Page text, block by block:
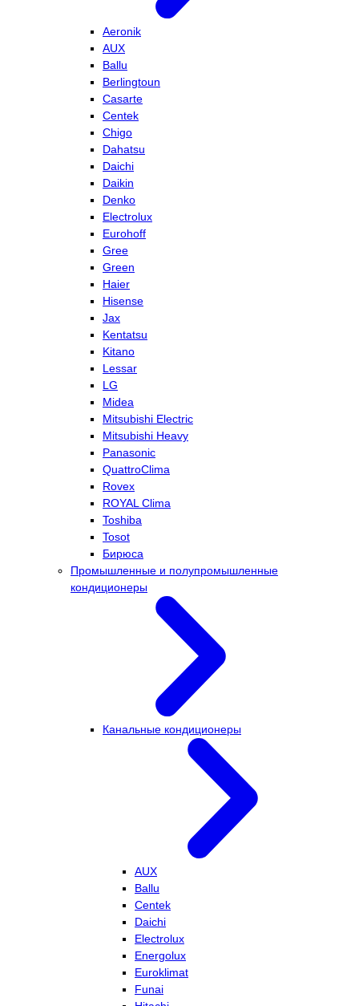
Aeronik
AUX
Ballu
Berlingtoun
Casarte
Centek
Chigo
Dahatsu
Daichi
Daikin
Denko
Electrolux
Eurohoff
Gree
Green
Haier
Hisense
Jax
Kentatsu
Kitano
Lessar
LG
Midea
Mitsubishi Electric
Mitsubishi Heavy
Panasonic
QuattroClima
Rovex
ROYAL Clima
Toshiba
Tosot
Бирюса
Промышленные и полупромышленные
кондиционеры
Канальные кондиционеры
AUX
Ballu
Centek
Daichi
Electrolux
Energolux
Euroklimat
Funai